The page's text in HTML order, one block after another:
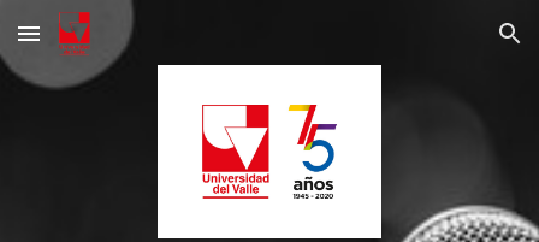
Skip to main content Skip to navigation